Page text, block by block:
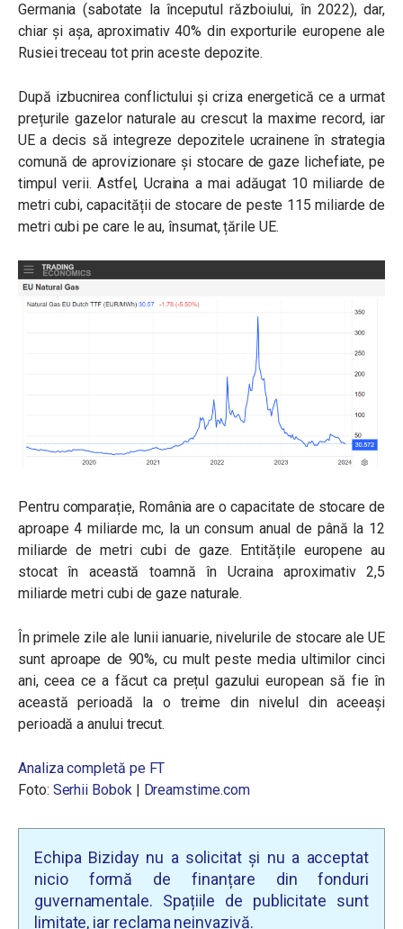
Germania (sabotate la începutul războiului, în 2022), dar,
chiar și așa, aproximativ 40% din exporturile europene ale
Rusiei treceau tot prin aceste depozite.
După izbucnirea conflictului și criza energetică ce a urmat
prețurile gazelor naturale au crescut la maxime record, iar
UE a decis să integreze depozitele ucrainene în strategia
comună de aprovizionare și stocare de gaze lichefiate, pe
timpul verii. Astfel, Ucraina a mai adăugat 10 miliarde de
metri cubi, capacității de stocare de peste 115 miliarde de
metri cubi pe care le au, însumat, țările UE.
Pentru comparație, România are o capacitate de stocare de
aproape 4 miliarde mc, la un consum anual de până la 12
miliarde de metri cubi de gaze. Entitățile europene au
stocat în această toamnă în Ucraina aproximativ 2,5
miliarde metri cubi de gaze naturale.
În primele zile ale lunii ianuarie, nivelurile de stocare ale UE
sunt aproape de 90%, cu mult peste media ultimilor cinci
ani, ceea ce a făcut ca prețul gazului european să fie în
această perioadă la o treime din nivelul din aceeași
perioadă a anului trecut.
​Analiza completă pe FT
Foto: Serhii Bobok Dreamstime.com
Echipa Biziday nu a solicitat și nu a acceptat
nicio formă de finanțare din fonduri
guvernamentale. Spațiile de publicitate sunt
limitate, iar reclama neinvazivă.